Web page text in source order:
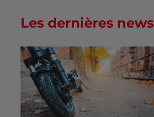
Les dernières news